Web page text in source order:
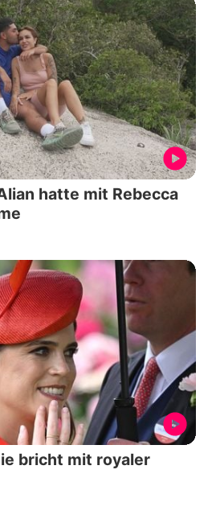
hatte mit Rebecca
bricht mit royaler